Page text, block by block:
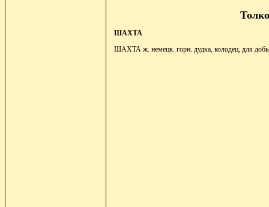
ШАХТА
ШАХТА ж. немецк. горн. дудка, колодец, для